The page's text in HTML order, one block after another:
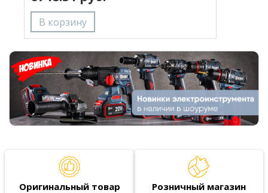
Оригинальный товар Розничный магазин